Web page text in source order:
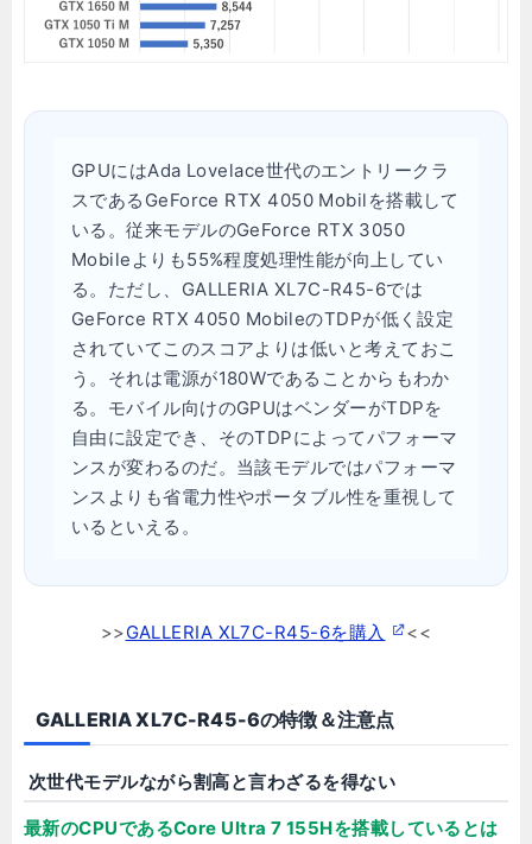
GPUにはAda Lovelace世代のエントリークラ
スであるGeForce RTX 4050 Mobilを搭載して
いる。従来モデルのGeForce RTX 3050
Mobileよりも55%程度処理性能が向上してい
る。ただし、GALLERIA XL7C-R45-6では
GeForce RTX 4050 MobileのTDPが低く設定
されていてこのスコアよりは低いと考えておこ
う。それは電源が180Wであることからもわか
る。モバイル向けのGPUはベンダーがTDPを
自由に設定でき、そのTDPによってパフォーマ
ンスが変わるのだ。当該モデルではパフォーマ
ンスよりも省電力性やポータブル性を重視して
いるといえる。
>>GALLERIA XL7C-R45-6を購入 <<
GALLERIA XL7C-R45-6の特徴＆注意点
次世代モデルながら割高と言わざるを得ない
最新のCPUであるCore Ultra 7 155Hを搭載しているとは